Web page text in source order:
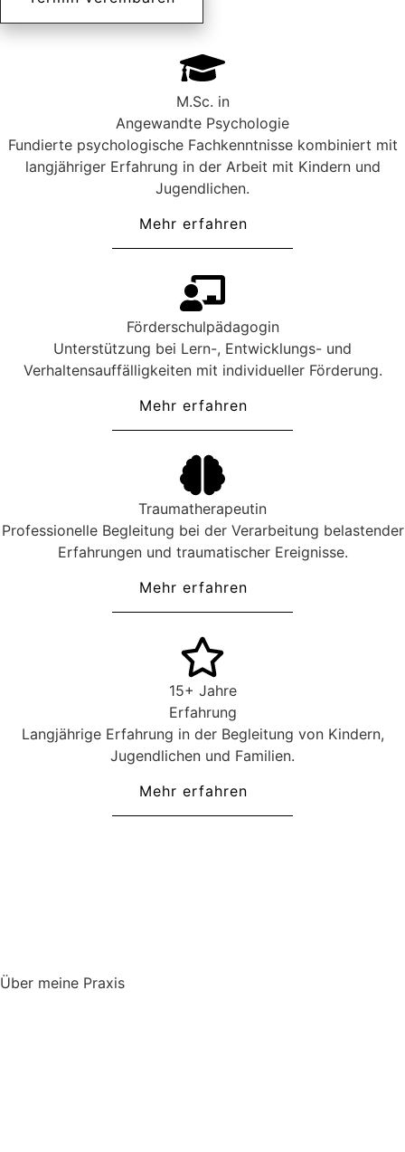
M.Sc. in
Angewandte Psychologie
Fundierte psychologische Fachkenntnisse kombiniert mit
langjähriger Erfahrung in der Arbeit mit Kindern und
Jugendlichen.
Mehr erfahren
Förderschulpädagogin
Unterstützung bei Lern-, Entwicklungs- und
Verhaltensauffälligkeiten mit individueller Förderung.
Mehr erfahren
Traumatherapeutin
Professionelle Begleitung bei der Verarbeitung belastender
Erfahrungen und traumatischer Ereignisse.
Mehr erfahren
15+ Jahre
Erfahrung
Langjährige Erfahrung in der Begleitung von Kindern,
Jugendlichen und Familien.
Mehr erfahren
Über meine Praxis